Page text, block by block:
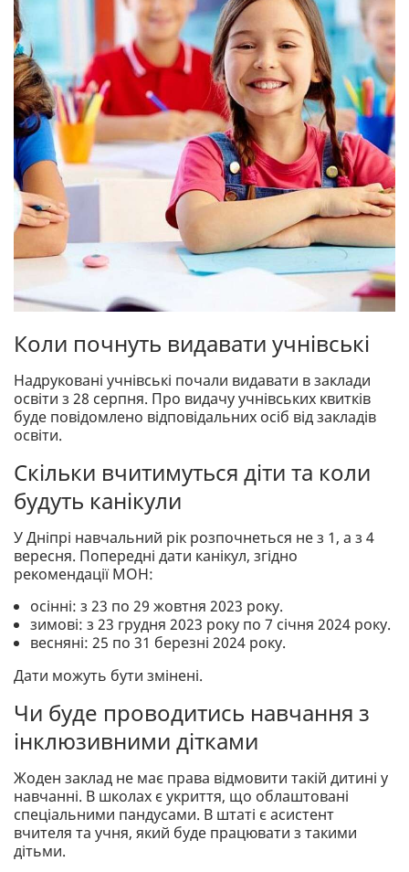
Коли почнуть видавати учнівські
Надруковані учнівські почали видавати в заклади
освіти з 28 серпня. Про видачу учнівських квитків
буде повідомлено відповідальних осіб від закладів
освіти.
Скільки вчитимуться діти та коли
будуть канікули
У Дніпрі навчальний рік розпочнеться не з 1, а з 4
вересня. Попередні дати канікул, згідно
рекомендації МОН:
осінні: з 23 по 29 жовтня 2023 року.
зимові: з 23 грудня 2023 року по 7 січня 2024 року.
весняні: 25 по 31 березні 2024 року.
Дати можуть бути змінені.
Чи буде проводитись навчання з
інклюзивними дітками
Жоден заклад не має права відмовити такій дитині у
навчанні. В школах є укриття, що облаштовані
спеціальними пандусами. В штаті є асистент
вчителя та учня, який буде працювати з такими
дітьми.